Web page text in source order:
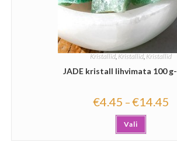
Kristallid Kristallid Kristallid
JADE kristall lihvimata 100 g-
€4.45 –€14.45
Vali